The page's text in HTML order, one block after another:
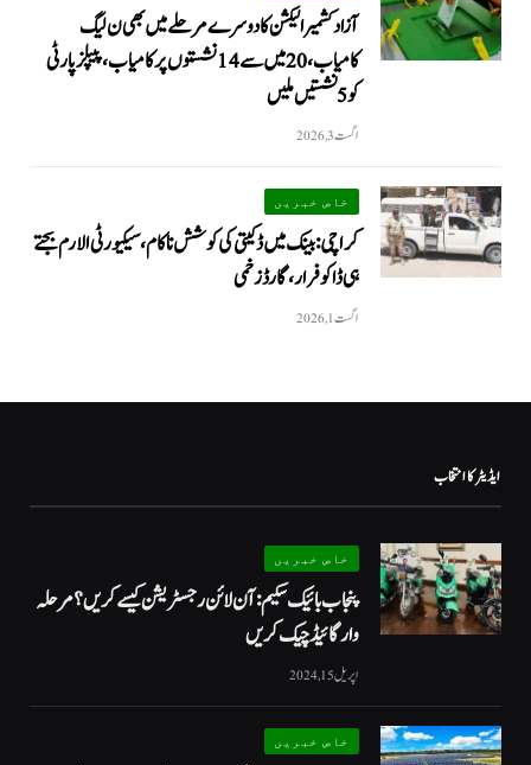
آزاد کشمیر الیکشن کا دوسرے مرحلے میں بھی ن لیگ
کامیاب، 20 میں سے 14 نشستوں پر کامیاب، پیپلزپارٹی
کو 5 نشستیں ملیں
اگست 3, 2026
خاص خبریں
کراچی: بینک میں ڈکیتی کی کوشش ناکام، سیکیورٹی الارم بجتے
ہی ڈاکو فرار، گارڈ زخمی
اگست 1, 2026
ایڈیٹر کا انتخاب
خاص خبریں
پنجاب بائیک سکیم: آن لائن رجسٹریشن کیسے کریں؟ مرحلہ
وار گائیڈ چیک کریں
اپریل 15, 2024
خاص خبریں